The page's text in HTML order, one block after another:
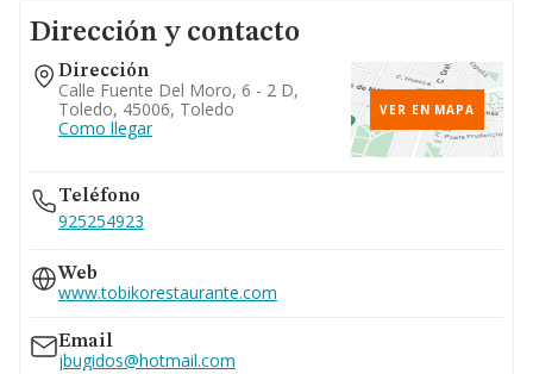
Dirección y contacto
Dirección
Calle Fuente Del Moro, 6 - 2 D,
Toledo, 45006, Toledo
Como llegar
VER EN MAPA
Teléfono
925254923
Web
www.tobikorestaurante.com
Email
jbugidos@hotmail.com